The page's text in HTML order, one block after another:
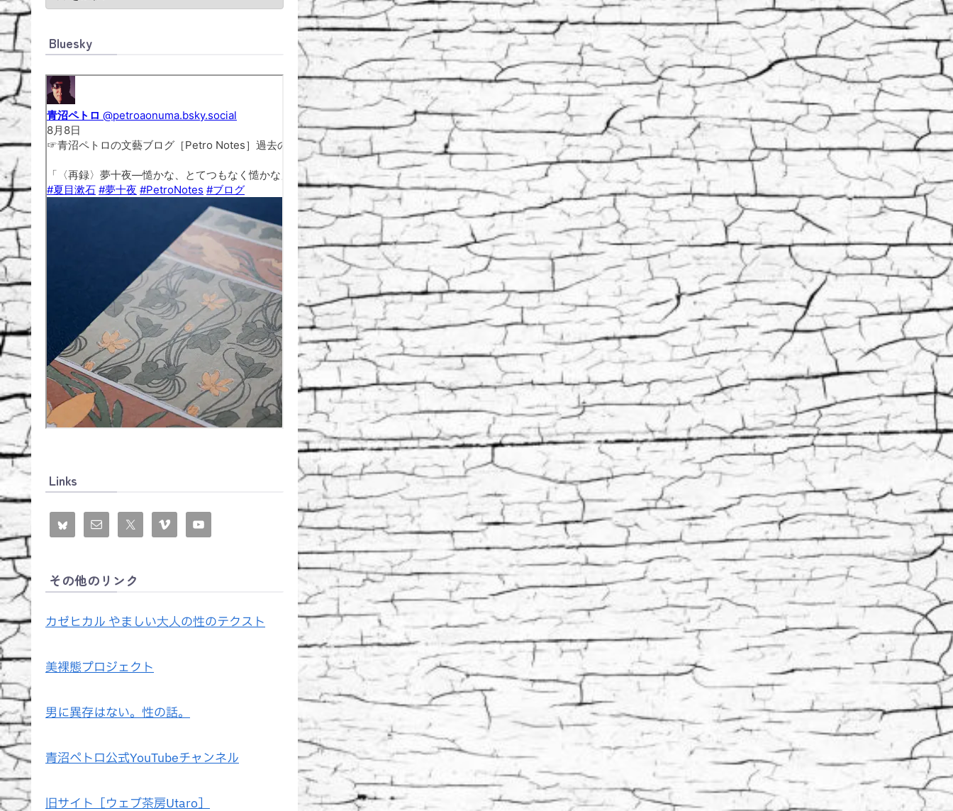
Bluesky
Links
その他のリンク
カゼヒカル やましい大人の性のテクスト
美裸態プロジェクト
男に異存はない。性の話。
青沼ペトロ公式YouTubeチャンネル
旧サイト［ウェブ茶房Utaro］